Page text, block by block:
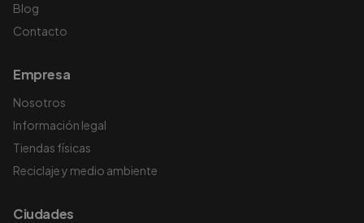
Blog
Contacto
Empresa
Nosotros
Información legal
Tiendas físicas
Reciclaje y medio ambiente
Ciudades